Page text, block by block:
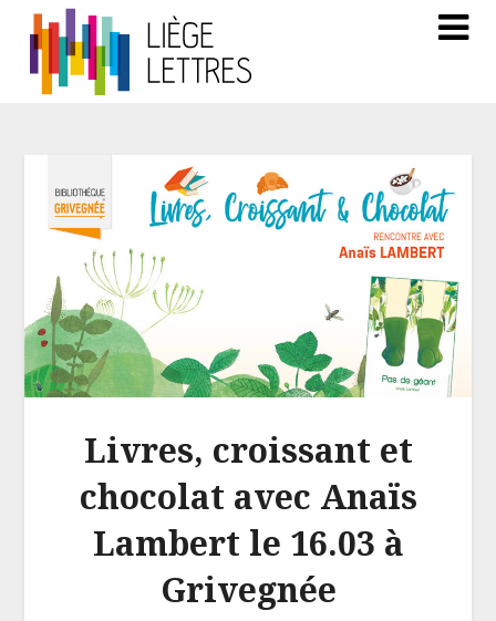
Livres, croissant et
chocolat avec Anaïs
Lambert le 16.03 à
Grivegnée